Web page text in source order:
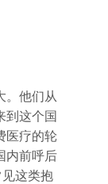
。他们从
到这个国
医疗的轮
内前呼后
这类抱